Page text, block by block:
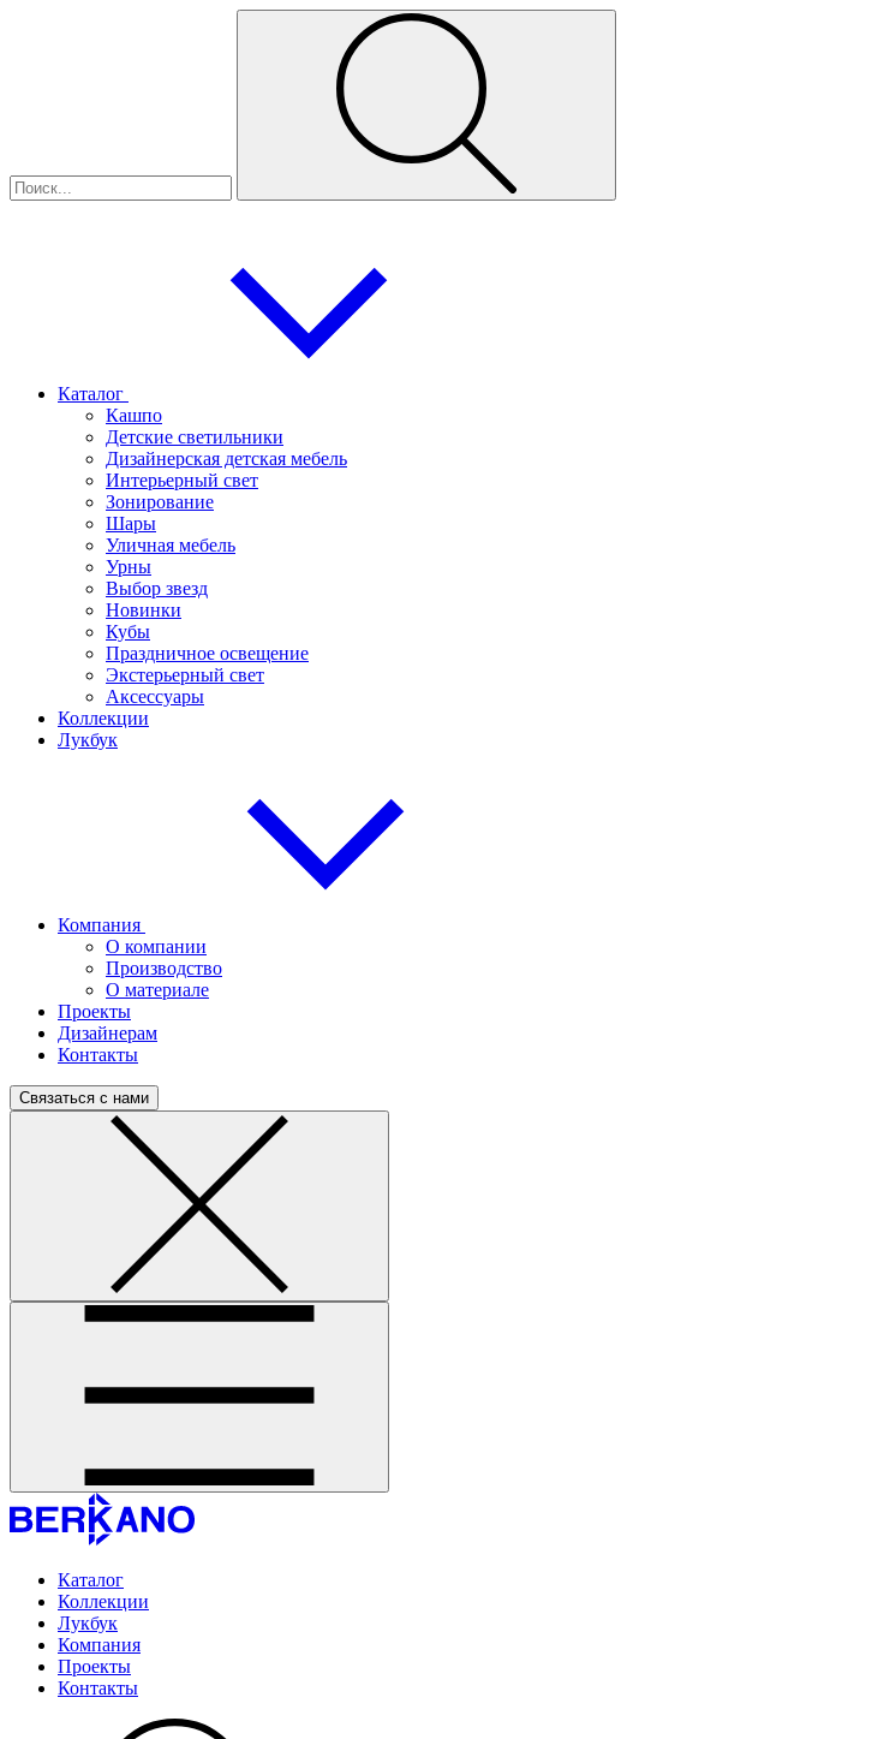
Каталог
Кашпо
Детские светильники
Дизайнерская детская мебель
Интерьерный свет
Зонирование
Шары
Уличная мебель
Урны
Выбор звезд
Новинки
Кубы
Праздничное освещение
Экстерьерный свет
Аксессуары
Коллекции
Лукбук
Компания
О компании
Производство
О материале
Проекты
Дизайнерам
Контакты
Связаться с нами
Каталог
Коллекции
Лукбук
Компания
Проекты
Контакты